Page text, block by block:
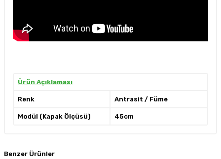
Ürün Açıklaması
Renk Antrasit / Füme
Modül (Kapak Ölçüsü) 45cm
Benzer Ürünler